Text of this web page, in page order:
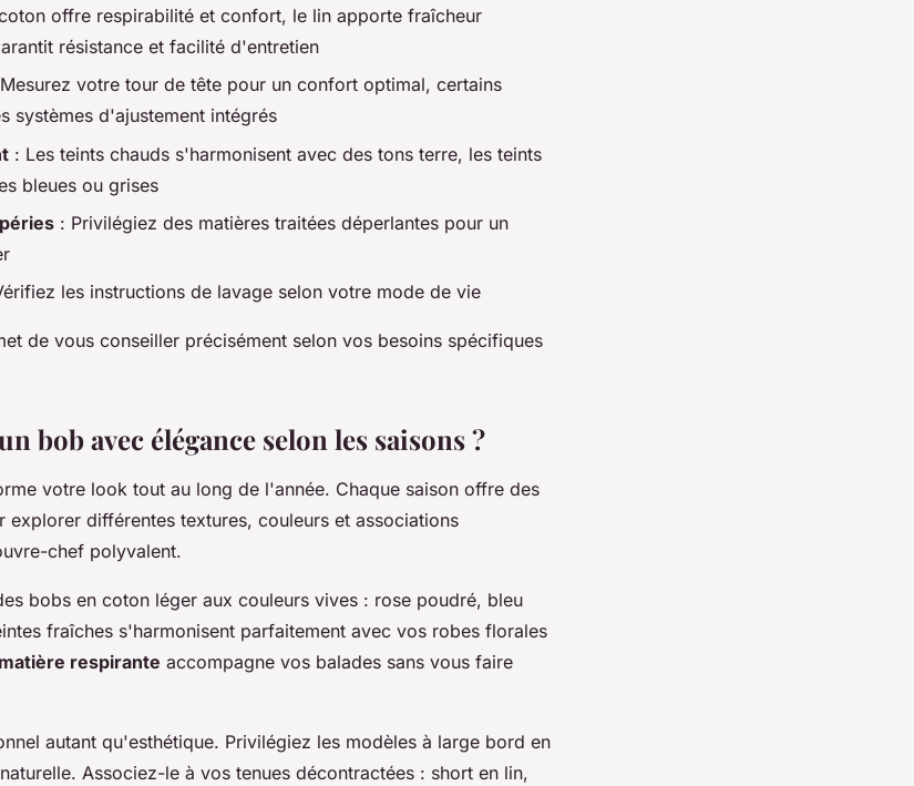
offre respirabilité et confort, le lin apporte fraîcheur
résistance et facilité d'entretien
votre tour de tête pour un confort optimal, certains
systèmes d'ajustement intégrés
: Les teints chauds s'harmonisent avec des tons terre, les teints
bleues ou grises
: Privilégiez des matières traitées déperlantes pour un
les instructions de lavage selon votre mode de vie
de vous conseiller précisément selon vos besoins spécifiques
bob avec élégance selon les saisons ?
votre look tout au long de l'année. Chaque saison offre des
explorer différentes textures, couleurs et associations
chef polyvalent.
bobs en coton léger aux couleurs vives : rose poudré, bleu
fraîches s'harmonisent parfaitement avec vos robes florales
matière respirante accompagne vos balades sans vous faire
autant qu'esthétique. Privilégiez les modèles à large bord en
Associez-le à vos tenues décontractées : short en lin,